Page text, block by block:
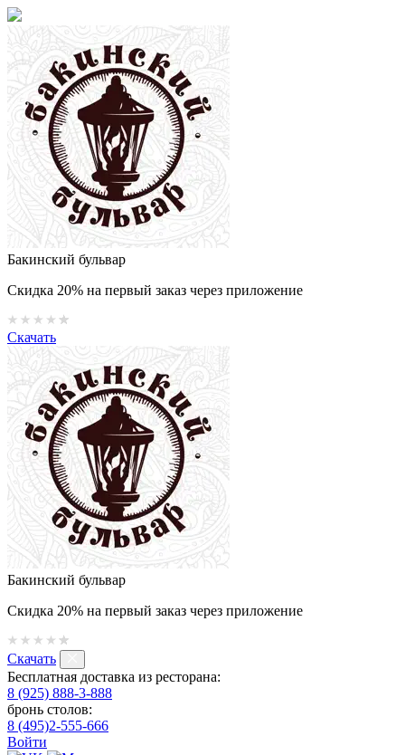
Бакинский бульвар
Скидка 20% на первый заказ через приложение
Скачать
Бакинский бульвар
Скидка 20% на первый заказ через приложение
Скачать
Бесплатная доставка из ресторана:
8 (925) 888-3-888
бронь столов:
8 (495)2-555-666
Войти